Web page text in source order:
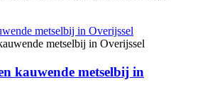
metselbij in Overijssel
kauwende metselbij in